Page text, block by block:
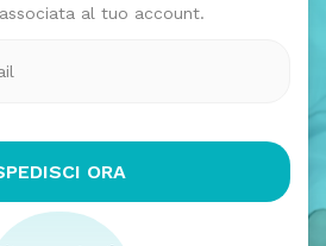
al tuo account.
ORA